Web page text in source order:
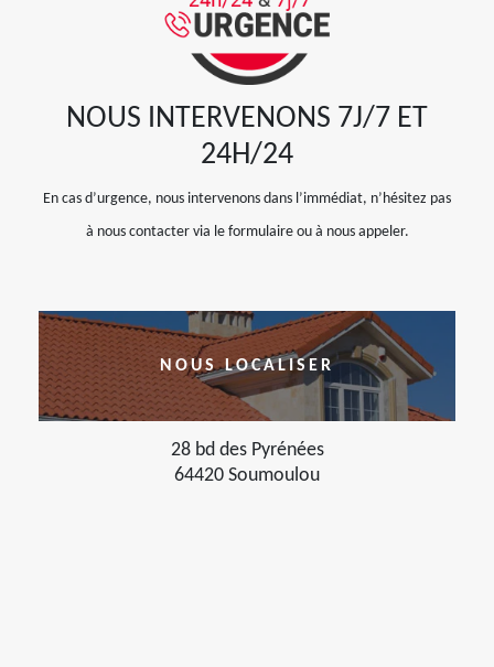
NOUS INTERVENONS 7J/7 ET
24H/24
En cas d’urgence, nous intervenons dans l’immédiat, n’hésitez pas
à nous contacter via le formulaire ou à nous appeler.
NOUS LOCALISER
28 bd des Pyrénées
64420 Soumoulou